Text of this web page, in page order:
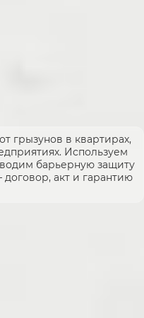
грызунов в квартирах,
Используем
барьерную защиту
акт и гарантию